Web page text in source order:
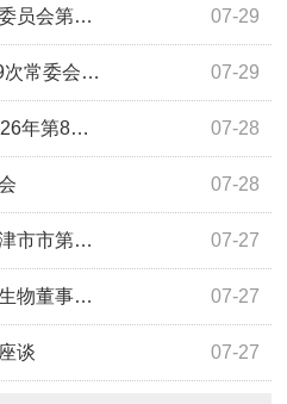
07-29
员会第…
07-29
次常委会…
07-28
年第8…
07-28
07-27
市市第…
07-27
物董事…
07-27
谈